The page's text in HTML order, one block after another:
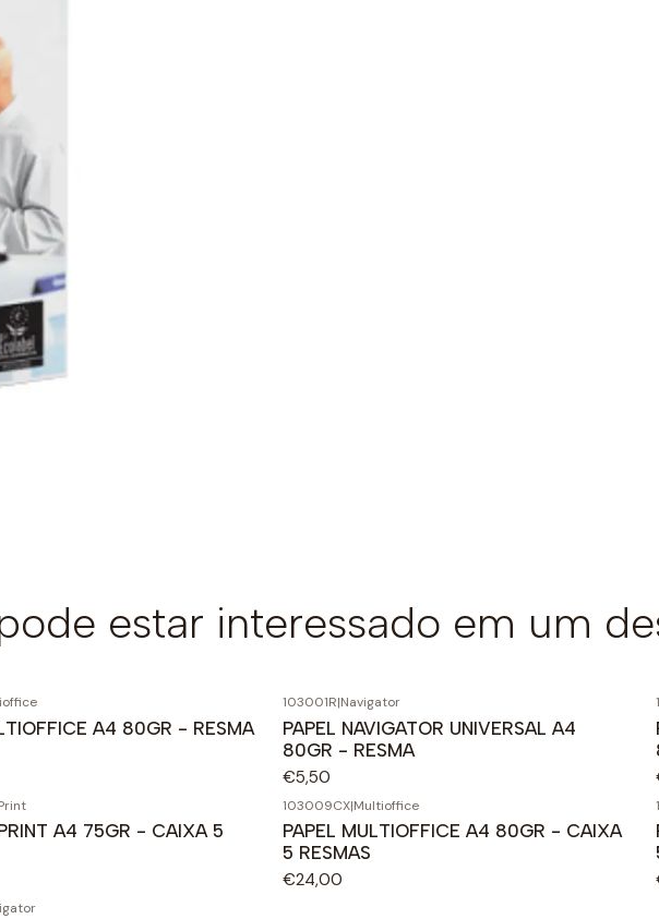
estar interessado em um
A4 80GR - RESMA
103001R|Navigator
PAPEL NAVIGATOR UNIVERSAL A4
80GR - RESMA
€5,50
A4 75GR - CAIXA 5
103009CX|Multioffice
PAPEL MULTIOFFICE A4 80GR - CAIXA
5 RESMAS
€24,00